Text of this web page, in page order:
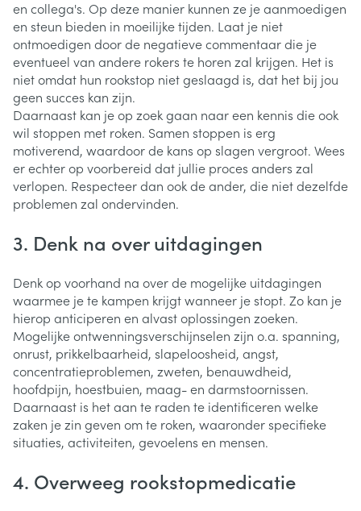
en collega's. Op deze manier kunnen ze je aanmoedigen
en steun bieden in moeilijke tijden. Laat je niet
ontmoedigen door de negatieve commentaar die je
eventueel van andere rokers te horen zal krijgen. Het is
niet omdat hun rookstop niet geslaagd is, dat het bij jou
geen succes kan zijn.
Daarnaast kan je op zoek gaan naar een kennis die ook
wil stoppen met roken. Samen stoppen is erg
motiverend, waardoor de kans op slagen vergroot. Wees
er echter op voorbereid dat jullie proces anders zal
verlopen. Respecteer dan ook de ander, die niet dezelfde
problemen zal ondervinden.
3. Denk na over uitdagingen
Denk op voorhand na over de mogelijke uitdagingen
waarmee je te kampen krijgt wanneer je stopt. Zo kan je
hierop anticiperen en alvast oplossingen zoeken.
Mogelijke ontwenningsverschijnselen zijn o.a. spanning,
onrust, prikkelbaarheid, slapeloosheid, angst,
concentratieproblemen, zweten, benauwdheid,
hoofdpijn, hoestbuien, maag- en darmstoornissen.
Daarnaast is het aan te raden te identificeren welke
zaken je zin geven om te roken, waaronder specifieke
situaties, activiteiten, gevoelens en mensen.
4. Overweeg rookstopmedicatie